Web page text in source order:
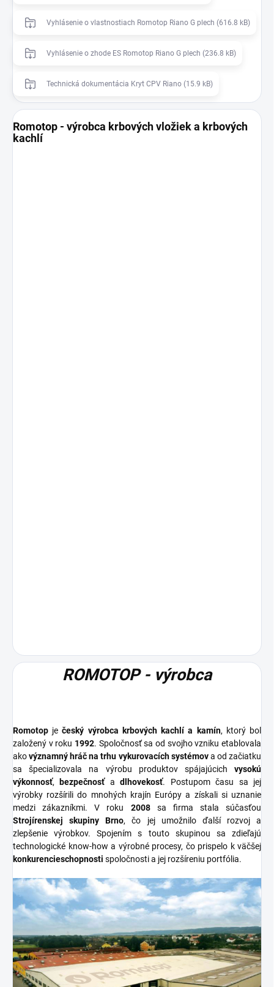
Vyhlásenie o vlastnostiach Romotop Riano G plech (616.8 kB)
Vyhlásenie o zhode ES Romotop Riano G plech (236.8 kB)
Technická dokumentácia Kryt CPV Riano (15.9 kB)
Romotop - výrobca krbových vložiek a krbových
kachlí
ROMOTOP - výrobca
Romotop ječeský výrobca krbových kachlí a kamín, ktorý bol
založený v roku 1992. Spoločnosť sa od svojho vzniku etablovala
akovýznamný hráč na trhu vykurovacích systémova od začiatku
sa špecializovala na výrobu produktov spájajúcich vysokú
výkonnosť, bezpečnosťadlhovekosť. Postupom času sa jej
výrobky rozšírili do mnohých krajín Európy a získali si uznanie
medzi zákazníkmi. V roku 2008sa firma stala súčasťou
Strojírenskej skupiny Brno, čo jej umožnilo ďalší rozvoj a
zlepšenie výrobkov. Spojením s touto skupinou sa zdieľajú
technologické know-how a výrobné procesy, čo prispelo k väčšej
konkurencieschopnosti spoločnosti a jej rozšíreniu portfólia.